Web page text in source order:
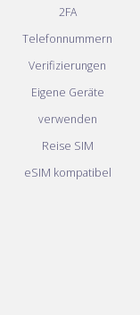
2FA
Telefonnummern
Verifizierungen
Eigene Geräte
verwenden
Reise SIM
eSIM kompatibel